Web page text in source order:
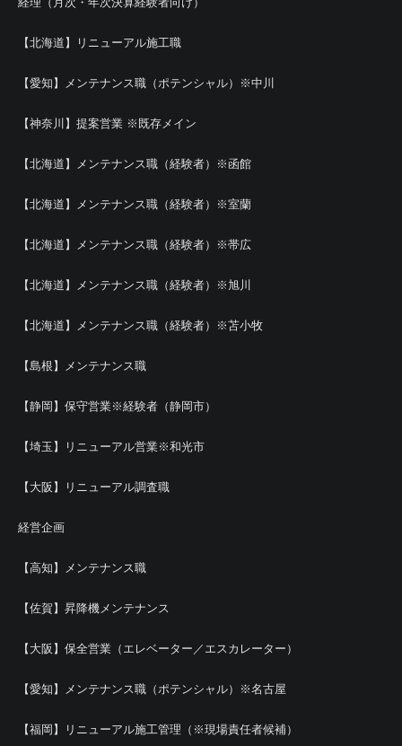
【北海道】リニューアル施工職
【愛知】メンテナンス職（ポテンシャル）※中川
【神奈川】提案営業 ※既存メイン
【北海道】メンテナンス職（経験者）※函館
【北海道】メンテナンス職（経験者）※室蘭
【北海道】メンテナンス職（経験者）※帯広
【北海道】メンテナンス職（経験者）※旭川
【北海道】メンテナンス職（経験者）※苫小牧
【島根】メンテナンス職
【静岡】保守営業※経験者（静岡市）
【埼玉】リニューアル営業※和光市
【大阪】リニューアル調査職
経営企画
【高知】メンテナンス職
【佐賀】昇降機メンテナンス
【大阪】保全営業（エレベーター／エスカレーター）
【愛知】メンテナンス職（ポテンシャル）※名古屋
【福岡】リニューアル施工管理（※現場責任者候補）